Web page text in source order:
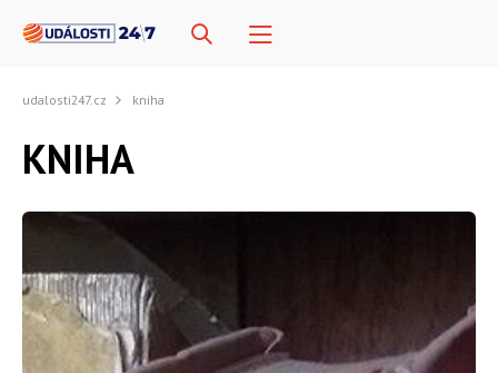
udalosti247.cz kniha
KNIHA